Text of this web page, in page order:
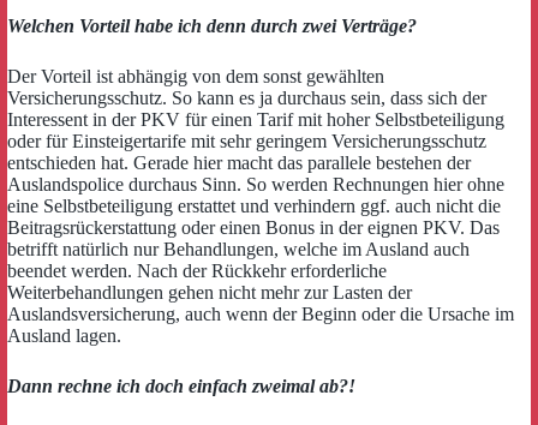
Welchen Vorteil habe ich denn durch zwei Verträge?
Der Vorteil ist abhängig von dem sonst gewählten
Versicherungsschutz. So kann es ja durchaus sein, dass sich der
Interessent in der PKV für einen Tarif mit hoher Selbstbeteiligung
oder für Einsteigertarife mit sehr geringem Versicherungsschutz
entschieden hat. Gerade hier macht das parallele bestehen der
Auslandspolice durchaus Sinn. So werden Rechnungen hier ohne
eine Selbstbeteiligung erstattet und verhindern ggf. auch nicht die
Beitragsrückerstattung oder einen Bonus in der eignen PKV. Das
betrifft natürlich nur Behandlungen, welche im Ausland auch
beendet werden. Nach der Rückkehr erforderliche
Weiterbehandlungen gehen nicht mehr zur Lasten der
Auslandsversicherung, auch wenn der Beginn oder die Ursache im
Ausland lagen.
Dann rechne ich doch einfach zweimal ab?!